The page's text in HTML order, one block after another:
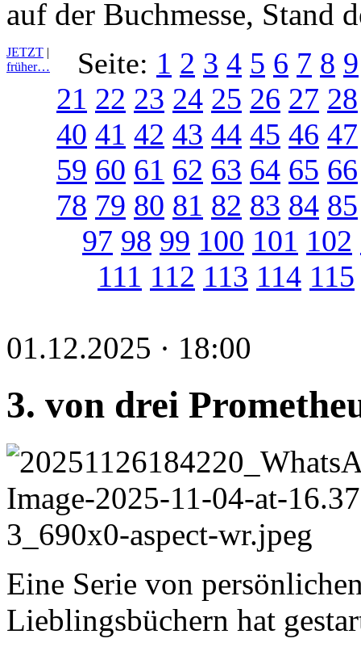
auf der Buchmesse, Stand
JETZT |
früher…
Seite: 1 2 3 4 5 6 7 8 9
21 22 23 24 25 26 27 28
40 41 42 43 44 45 46 47
59 60 61 62 63 64 65 66
78 79 80 81 82 83 84 85
97 98 99 100 101 102
111 112 113 114 115
01.12.2025 · 18:00
3. von drei
Eine Serie von
Lieblingsbüchern hat